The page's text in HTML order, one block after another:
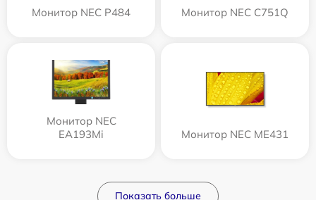
Монитор NEC P484 Монитор NEC C751Q
Монитор NEC
EA193Mi
Монитор NEC ME431
Показать больше